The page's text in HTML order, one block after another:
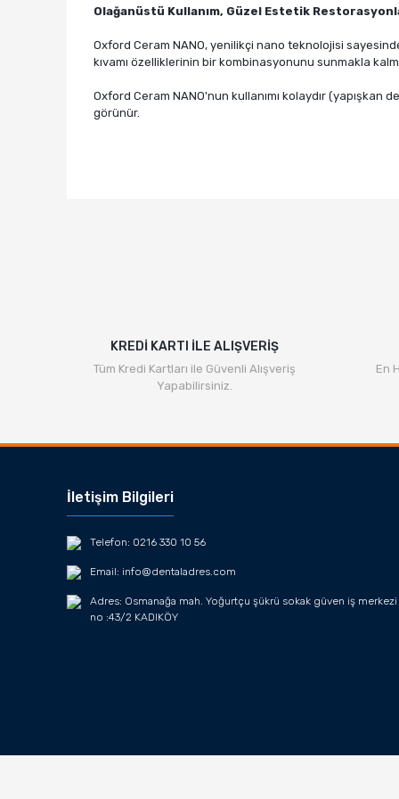
Olağanüstü Kullanım, Güzel Estetik
Oxford Ceram NANO, yenilikçi nano teknolojisi
kıvamı özelliklerinin bir kombinasyonunu sunmakla
Oxford Ceram NANO'nun kullanımı kolaydır
görünür.
Bu ürüne benzer farklı alternatifler olmalı.
KREDİ KARTI İLE ALIŞVERİŞ
Tüm Kredi Kartları ile Güvenli Alışveriş
Yapabilirsiniz.
En
İletişim Bilgileri
Telefon: 0216 330 10 56
Email: info@dentaladres.com
Adres: Osmanağa mah. Yoğurtçu şükrü sokak güven iş merkezi
no :43/2 KADIKÖY